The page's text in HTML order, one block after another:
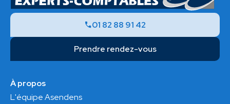
01 82 88 91 42
Prendre rendez-vous
À propos
L'équipe Asendens